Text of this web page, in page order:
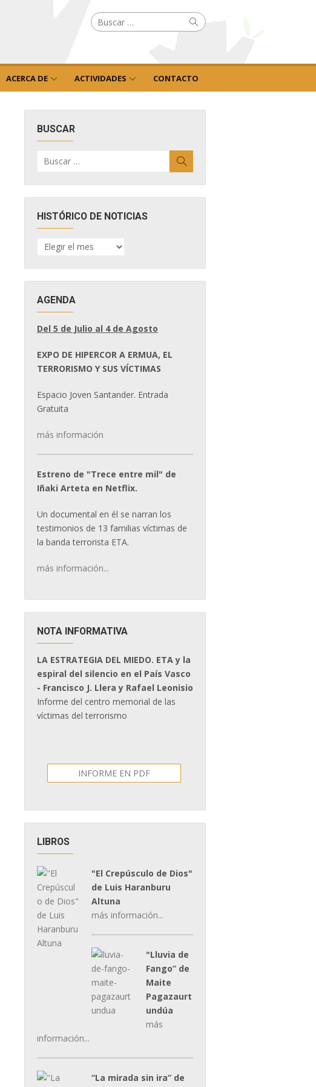
Buscar
por: Buscar
ACERCA DE ACTIVIDADES CONTACTO
BUSCAR
por:
HISTÓRICO DE NOTICIAS
HISTÓRICO
DE
AGENDA
Del 5 de Julio al 4 de Agosto
EXPO DE HIPERCOR A ERMUA, EL
TERRORISMO Y SUS VÍCTIMAS
Espacio Joven Santander. Entrada
Gratuita
más información
Estreno de "Trece entre mil" de
Iñaki Arteta en Netflix.
Un documental en él se narran los
testimonios de 13 familias víctimas de
la banda terrorista ETA.
más información...
NOTA INFORMATIVA
LA ESTRATEGIA DEL MIEDO. ETA y la
espiral del silencio en el País Vasco
- Francisco J. Llera y Rafael Leonisio
Informe del centro memorial de las
víctimas del terrorismo
INFORME EN PDF
LIBROS
"El Crepúsculo de Dios"
de Luis Haranburu
Altuna
más información...
"Lluvia de
Fango” de
Maite
Pagazaurt
undúa
más
información...
“La mirada sin ira” de